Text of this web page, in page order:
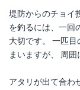
堤防からのチョイ
を釣るには、一回
大切です。 一匹
まいますが、 周囲
アタリが出て合わ